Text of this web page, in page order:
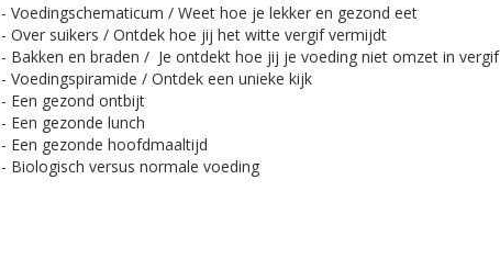
- Voedingschematicum / Weet hoe je lekker en gezond eet
- Over suikers / Ontdek hoe jij het witte vergif vermijdt
- Bakken en braden / Je ontdekt hoe jij je voeding niet omzet in vergif
- Voedingspiramide / Ontdek een unieke kijk
- Een gezond ontbijt
- Een gezonde lunch
- Een gezonde hoofdmaaltijd
- Biologisch versus normale voeding